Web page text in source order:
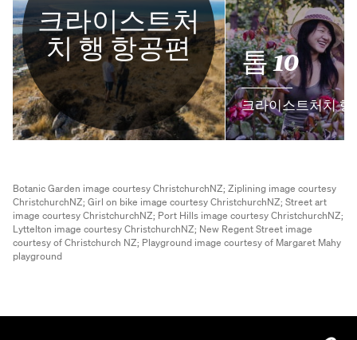
크라이스트처
치 행 항공편
톱 10
크라이스트처치 행
Botanic Garden image courtesy ChristchurchNZ; Ziplining image courtesy
ChristchurchNZ; Girl on bike image courtesy ChristchurchNZ; Street art
image courtesy ChristchurchNZ; Port Hills image courtesy ChristchurchNZ;
Lyttelton image courtesy ChristchurchNZ; New Regent Street image
courtesy of Christchurch NZ; Playground image courtesy of Margaret Mahy
playground